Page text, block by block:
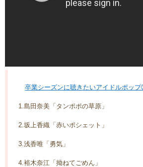
卒業シーズンに聴きたいアイドルポッ
1.島田奈美「タンポポの草原」
2.坂上香織「赤いポシェット」
3.浅香唯「勇気」
4.裕木奈江「拗ねてごめん」